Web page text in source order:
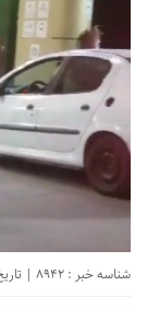
شناسه خبر : 8942 | تاریخ انتشار : 24 مرداد 1402 - 14:32 |